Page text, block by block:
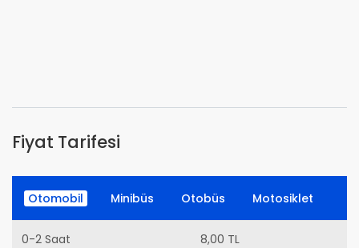
Fiyat Tarifesi
Otomobil Minibüs Otobüs Motosiklet
0-2 Saat 8,00 TL